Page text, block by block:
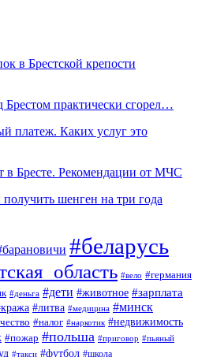
в Брестской крепости
практически сгорел…
платеж. Каких услуг это
в Бресте. Рекомендации от МЧС
шенген на три года
#беларусь
#вело #германия
#деньга #дети #животное #зарплата
#литва #медицина #минск
#налог #наркотик #недвижимость
#пожар #польша #приговор #пьяный
#такси #футбол #школа